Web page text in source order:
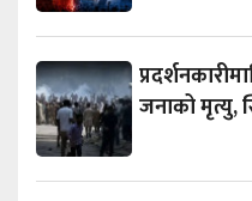
जनाको मृत्यु,